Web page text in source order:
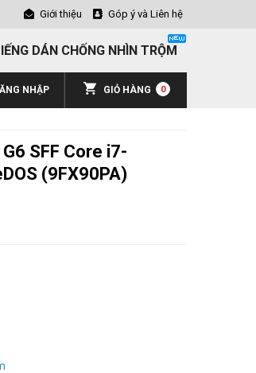
Giới thiệu Góp ý và Liên hệ
DÁN CHỐNG NHÌN TRỘM
GIỎ HÀNG 0
NHẬP
SFF Core i7-
(9FX90PA)